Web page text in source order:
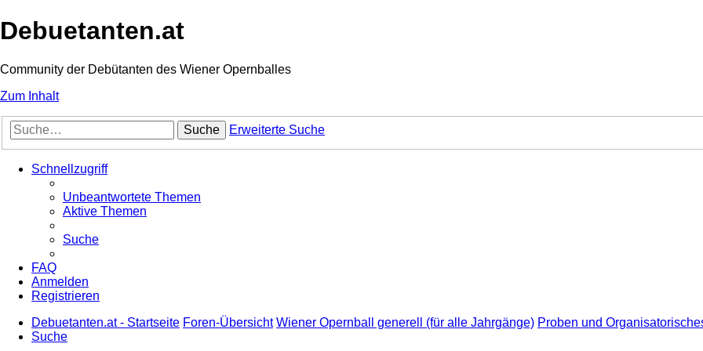
Debuetanten.at
Community der Debütanten des Wiener Opernballes
Zum Inhalt
Suche Erweiterte Suche
Schnellzugriff
Unbeantwortete Themen
Aktive Themen
Suche
FAQ
Anmelden
Registrieren
Debuetanten.at - Startseite Foren-Übersicht Wiener Opernball generell (für alle Jahrgänge) Proben und
Suche